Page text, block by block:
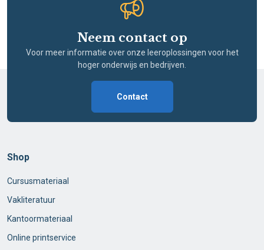
Neem contact op
Voor meer informatie over onze leeroplossingen voor het
hoger onderwijs en bedrijven.
Contact
Shop
Cursusmateriaal
Vakliteratuur
Kantoormateriaal
Online printservice